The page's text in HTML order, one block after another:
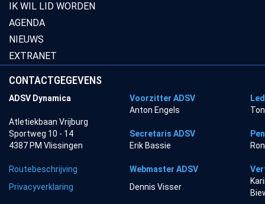
IK WIL LID WORDEN
AGENDA
NIEUWS
EXTRANET
CONTACTGEGEVENS
ADSV Dynamica Voorzitter ADSV
Anton Engels
Atletiekbaan Vrijburg
Sportweg 10 - 14
Secretaris ADSV
4387 PM Vlissingen
Erik Bassie
Routebeschrijving Webmaster ADSV
Privacyverklaring
Dennis Visser